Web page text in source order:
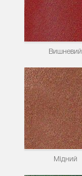
Вишневий
Мідний